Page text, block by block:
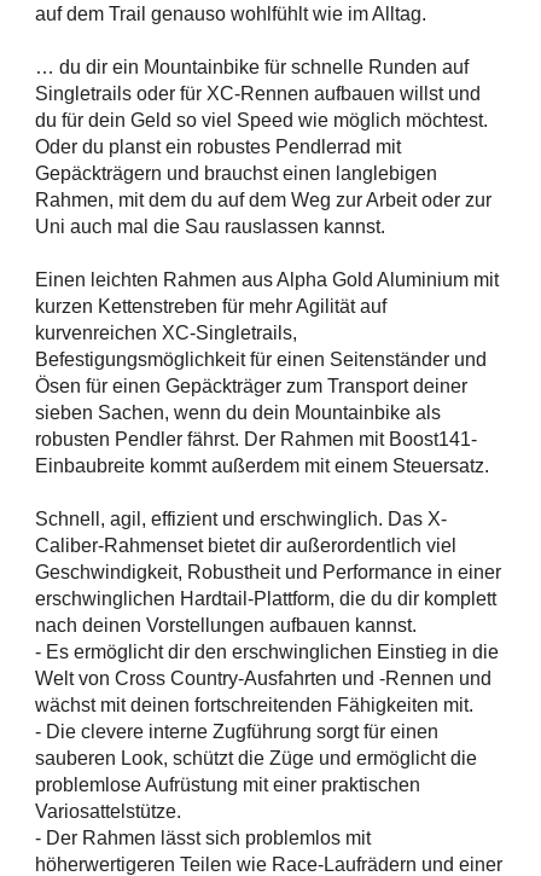
auf dem Trail genauso wohlfühlt wie im Alltag.
… du dir ein Mountainbike für schnelle Runden auf
Singletrails oder für XC-Rennen aufbauen willst und
du für dein Geld so viel Speed wie möglich möchtest.
Oder du planst ein robustes Pendlerrad mit
Gepäckträgern und brauchst einen langlebigen
Rahmen, mit dem du auf dem Weg zur Arbeit oder zur
Uni auch mal die Sau rauslassen kannst.
Einen leichten Rahmen aus Alpha Gold Aluminium mit
kurzen Kettenstreben für mehr Agilität auf
kurvenreichen XC-Singletrails,
Befestigungsmöglichkeit für einen Seitenständer und
Ösen für einen Gepäckträger zum Transport deiner
sieben Sachen, wenn du dein Mountainbike als
robusten Pendler fährst. Der Rahmen mit Boost141-
Einbaubreite kommt außerdem mit einem Steuersatz.
Schnell, agil, effizient und erschwinglich. Das X-
Caliber-Rahmenset bietet dir außerordentlich viel
Geschwindigkeit, Robustheit und Performance in einer
erschwinglichen Hardtail-Plattform, die du dir komplett
nach deinen Vorstellungen aufbauen kannst.
- Es ermöglicht dir den erschwinglichen Einstieg in die
Welt von Cross Country-Ausfahrten und -Rennen und
wächst mit deinen fortschreitenden Fähigkeiten mit.
- Die clevere interne Zugführung sorgt für einen
sauberen Look, schützt die Züge und ermöglicht die
problemlose Aufrüstung mit einer praktischen
Variosattelstütze.
- Der Rahmen lässt sich problemlos mit
höherwertigeren Teilen wie Race-Laufrädern und einer